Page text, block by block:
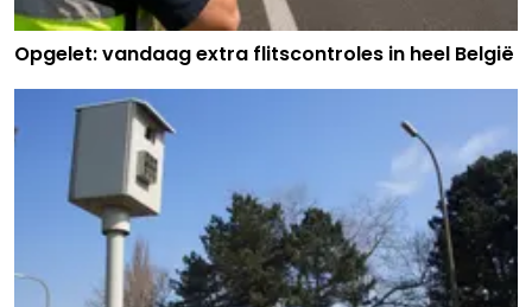
Opgelet: vandaag extra flitscontroles in heel België